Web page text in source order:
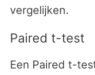
vergelijken.
Paired t-test
Een Paired t-